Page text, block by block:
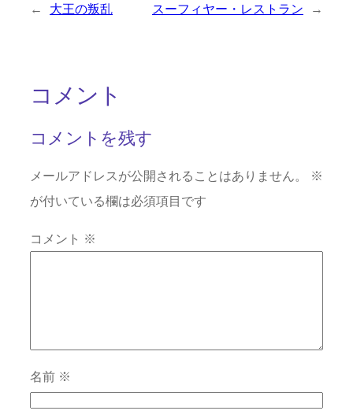
← 大王の叛乱 スーフィヤー・レストラン →
コメント
コメントを残す
メールアドレスが公開されることはありません。
※
が付いている欄は必須項目です
コメント ※
名前 ※